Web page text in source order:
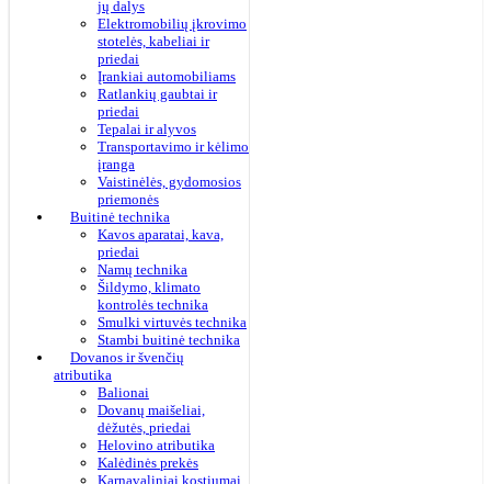
jų dalys
Elektromobilių įkrovimo
stotelės, kabeliai ir
priedai
Įrankiai automobiliams
Ratlankių gaubtai ir
priedai
Tepalai ir alyvos
Transportavimo ir kėlimo
įranga
Vaistinėlės, gydomosios
priemonės
Buitinė technika
Kavos aparatai, kava,
priedai
Namų technika
Šildymo, klimato
kontrolės technika
Smulki virtuvės technika
Stambi buitinė technika
Dovanos ir švenčių
atributika
Balionai
Dovanų maišeliai,
dėžutės, priedai
Helovino atributika
Kalėdinės prekės
Karnavaliniai kostiumai